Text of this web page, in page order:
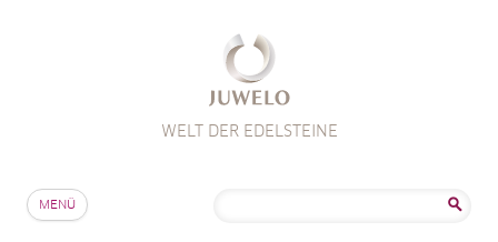
WELT DER EDELSTEINE
MENÜ